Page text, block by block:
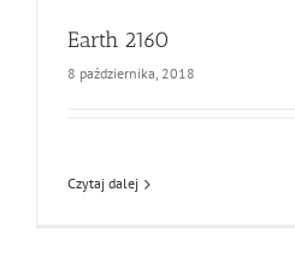
Earth 2160
8 października, 2018
Czytaj dalej